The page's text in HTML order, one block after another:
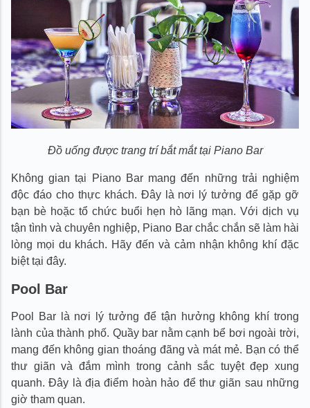
Đồ uống được trang trí bắt mắt tại Piano Bar
Không gian tại Piano Bar mang đến những trải nghiệm
độc đáo cho thực khách. Đây là nơi lý tưởng để gặp gỡ
bạn bè hoặc tổ chức buổi hẹn hò lãng mạn. Với dịch vụ
tận tình và chuyên nghiệp, Piano Bar chắc chắn sẽ làm hài
lòng mọi du khách. Hãy đến và cảm nhận không khí đặc
biệt tại đây.
Pool Bar
Pool Bar là nơi lý tưởng để tận hưởng không khí trong
lành của thành phố. Quầy bar nằm cạnh bể bơi ngoài trời,
mang đến không gian thoáng đãng và mát mẻ. Bạn có thể
thư giãn và đắm mình trong cảnh sắc tuyệt đẹp xung
quanh. Đây là địa điểm hoàn hảo để thư giãn sau những
giờ tham quan.